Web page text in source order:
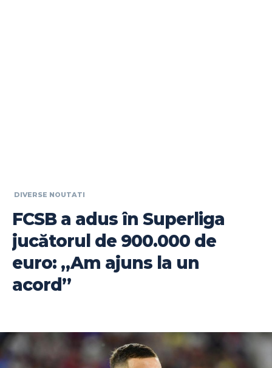
DIVERSE NOUTATI
FCSB a adus în Superliga
jucătorul de 900.000 de
euro: „Am ajuns la un
acord”